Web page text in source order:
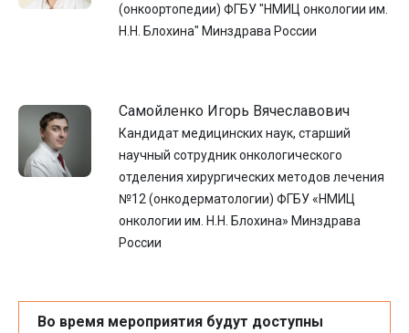
(онкоортопедии) ФГБУ "НМИЦ онкологии им.
Н.Н. Блохина" Минздрава России
Самойленко Игорь Вячеславович
Кандидат медицинских наук, старший
научный сотрудник онкологического
отделения хирургических методов лечения
№12 (онкодерматологии) ФГБУ «НМИЦ
онкологии им. Н.Н. Блохина» Минздрава
России
Во время мероприятия будут доступны